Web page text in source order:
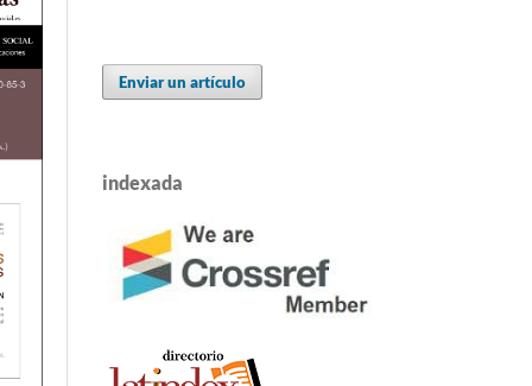
Enviar un artículo
indexada